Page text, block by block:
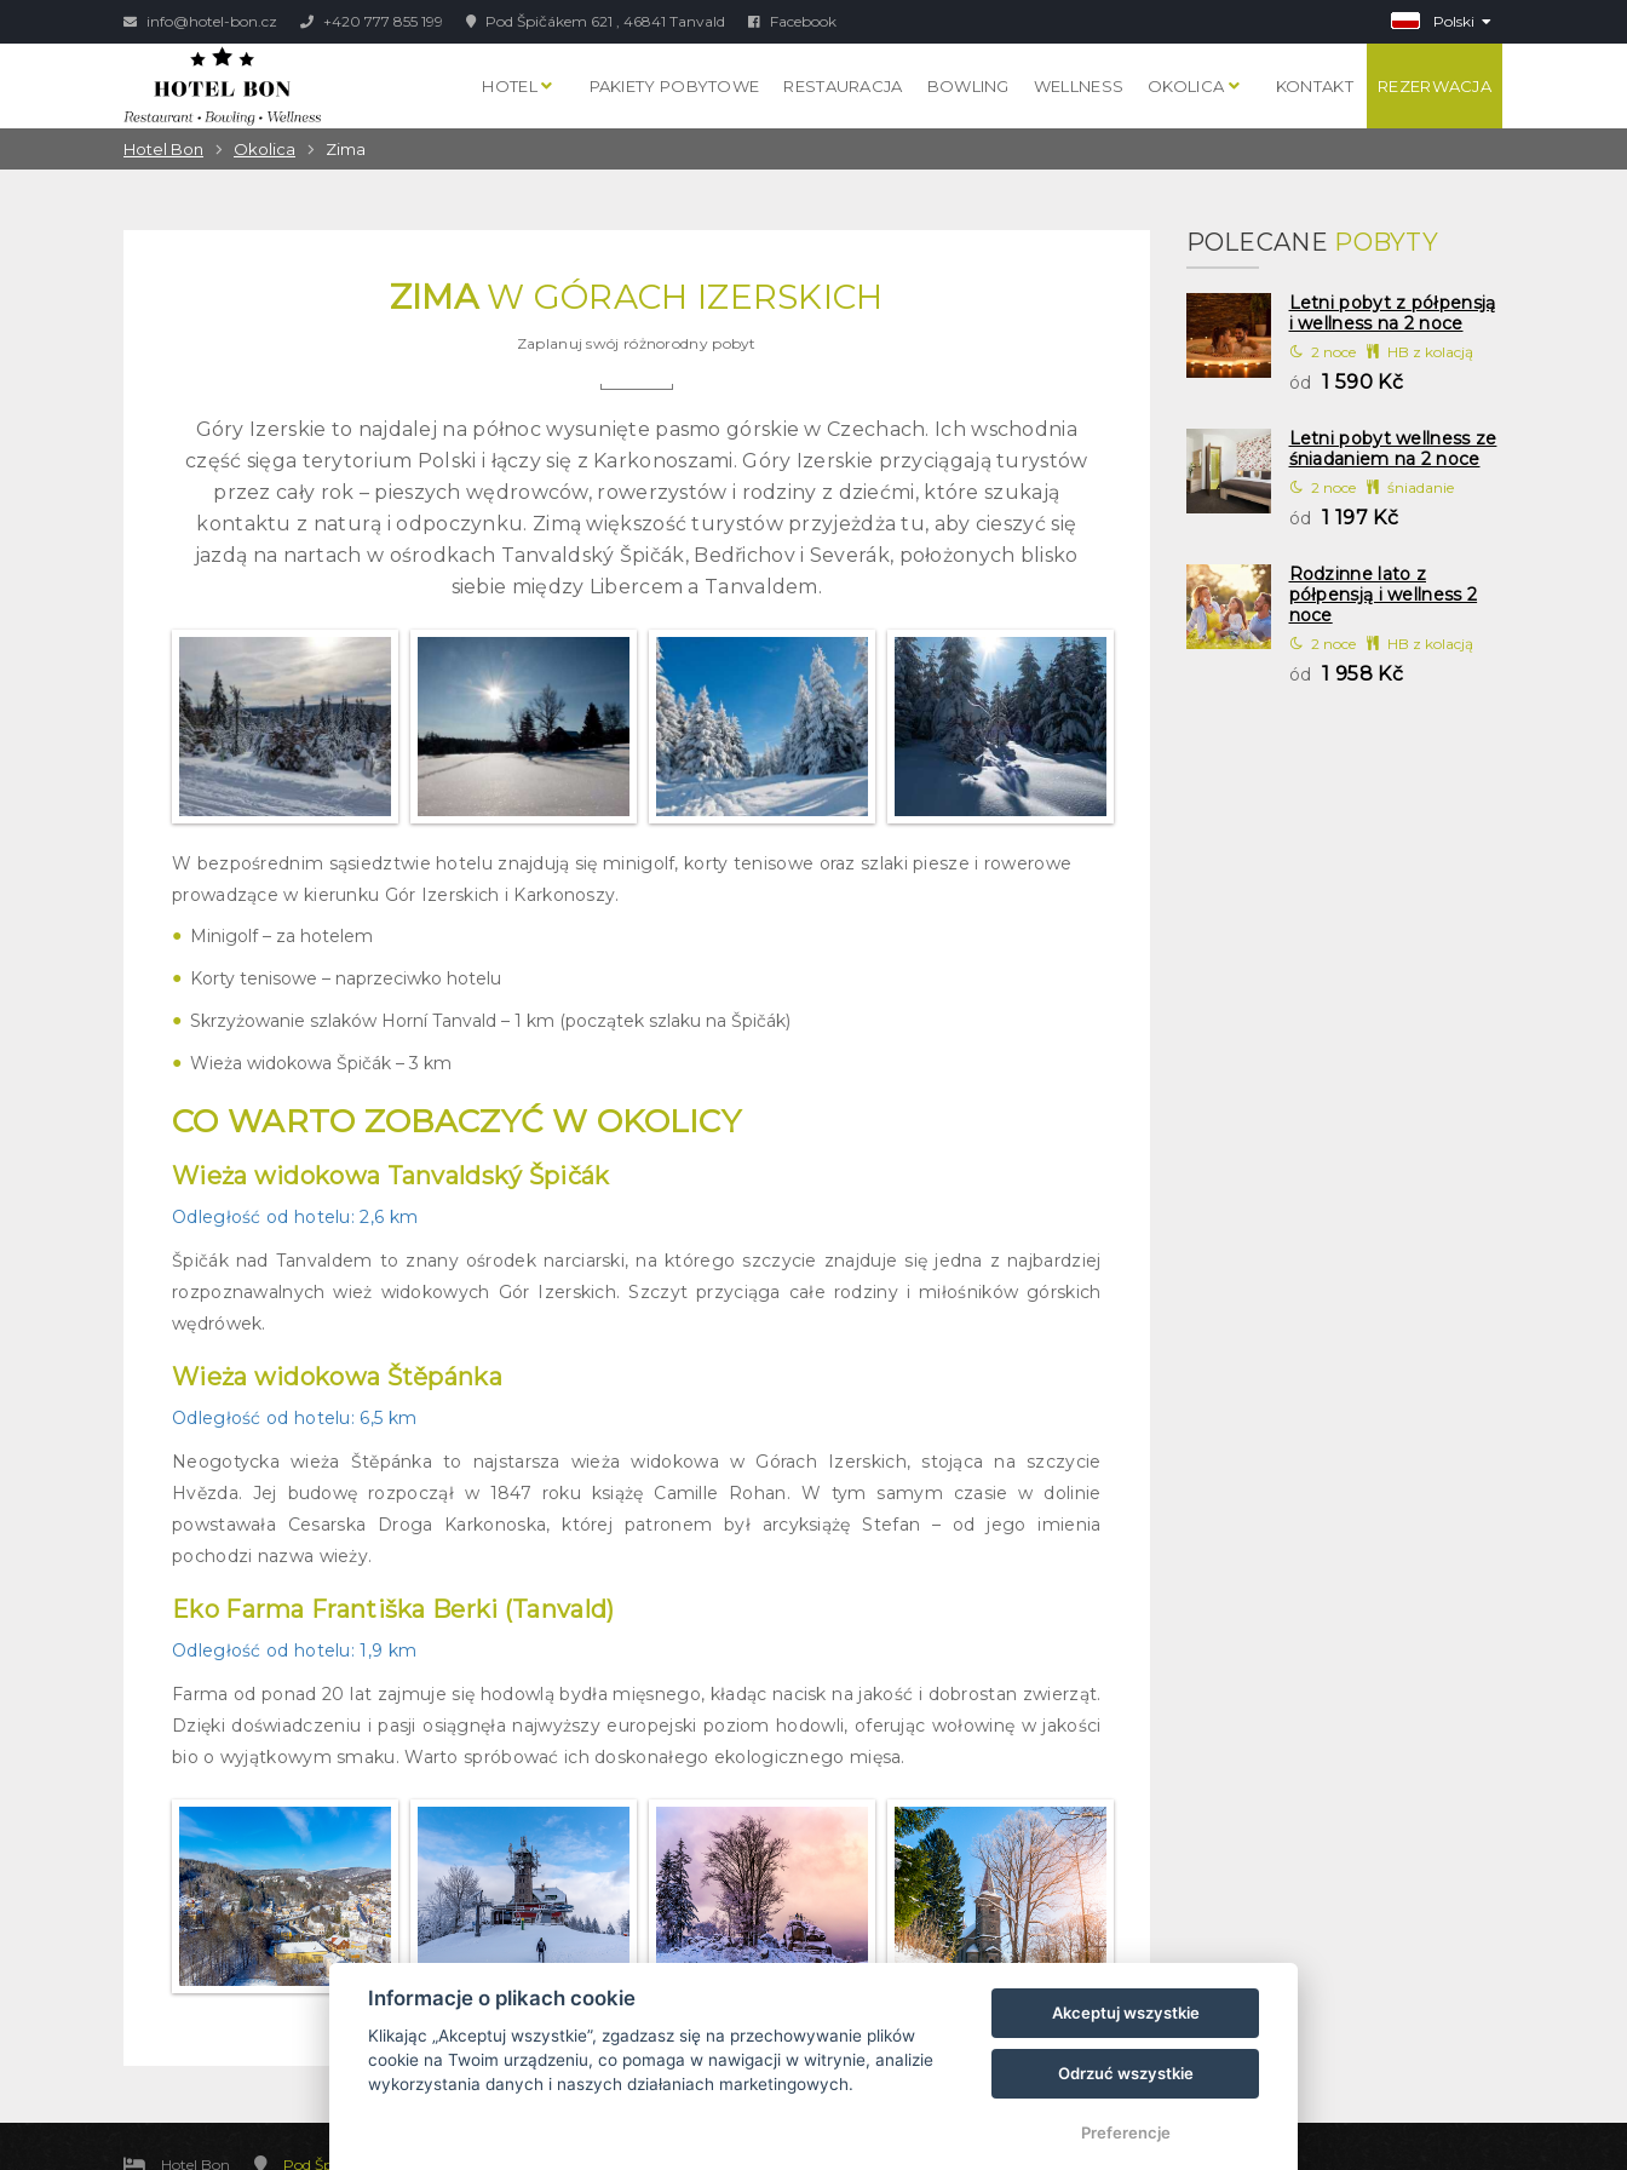
info@hotel-bon.cz +420 777 855 199 Pod Špičákem 621 , 46841 Tanvald Facebook Polski
HOTEL PAKIETY POBYTOWE RESTAURACJA BOWLING WELLNESS OKOLICA KONTAKT REZERWACJA
Hotel Bon Okolica Zima
ZIMAW GÓRACH IZERSKICH
Zaplanuj swój różnorodny pobyt
Góry Izerskie to najdalej na północ wysunięte pasmo górskie w Czechach. Ich wschodnia
część sięga terytorium Polski i łączy się z Karkonoszami. Góry Izerskie przyciągają turystów
przez cały rok – pieszych wędrowców, rowerzystów i rodziny z dziećmi, które szukają
kontaktu z naturą i odpoczynku. Zimą większość turystów przyjeżdża tu, aby cieszyć się
jazdą na nartach w ośrodkach Tanvaldský Špičák, Bedřichov i Severák, położonych blisko
siebie między Libercem a Tanvaldem.
W bezpośrednim sąsiedztwie hotelu znajdują się minigolf, korty tenisowe oraz szlaki piesze i rowerowe
prowadzące w kierunku Gór Izerskich i Karkonoszy.
Minigolf – za hotelem
Korty tenisowe – naprzeciwko hotelu
Skrzyżowanie szlaków Horní Tanvald – 1 km (początek szlaku na Špičák)
Wieża widokowa Špičák – 3 km
CO WARTO ZOBACZYĆ W OKOLICY
Wieża widokowa Tanvaldský Špičák
Odległość od hotelu: 2,6 km
Špičák nad Tanvaldem to znany ośrodek narciarski, na którego szczycie znajduje się jedna z najbardziej
rozpoznawalnych wież widokowych Gór Izerskich. Szczyt przyciąga całe rodziny i miłośników górskich
wędrówek.
Wieża widokowa Štěpánka
Odległość od hotelu: 6,5 km
Neogotycka wieża Štěpánka to najstarsza wieża widokowa w Górach Izerskich, stojąca na szczycie
Hvězda. Jej budowę rozpoczął w 1847 roku książę Camille Rohan. W tym samym czasie w dolinie
powstawała Cesarska Droga Karkonoska, której patronem był arcyksiążę Stefan – od jego imienia
pochodzi nazwa wieży.
Eko Farma Františka Berki (Tanvald)
Odległość od hotelu: 1,9 km
Farma od ponad 20 lat zajmuje się hodowlą bydła mięsnego, kładąc nacisk na jakość i dobrostan zwierząt.
Dzięki doświadczeniu i pasji osiągnęła najwyższy europejski poziom hodowli, oferując wołowinę w jakości
bio o wyjątkowym smaku. Warto spróbować ich doskonałego ekologicznego mięsa.
POLECANE POBYTY
Letni pobyt z półpensją
i wellness na 2 noce
2 noce HB z kolacją
ód 1 590 Kč
Letni pobyt wellness ze
śniadaniem na 2 noce
2 noce śniadanie
ód 1 197 Kč
Rodzinne lato z
półpensją i wellness 2
noce
2 noce HB z kolacją
ód 1 958 Kč
Hotel Bon Pod Špičákem 621, 468 41 Tanvald
Informacje o plikach cookie
Klikając „Akceptuj wszystkie”, zgadzasz się na przechowywanie plików
cookie na Twoim urządzeniu, co pomaga w nawigacji w witrynie, analizie
wykorzystania danych i naszych działaniach marketingowych.
Akceptuj wszystkie
Odrzuć wszystkie
Preferencje